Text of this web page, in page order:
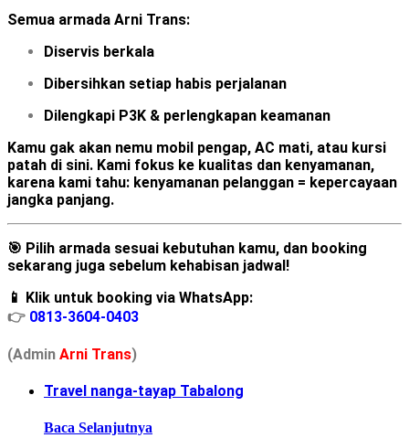
Semua armada Arni Trans:
Diservis berkala
Dibersihkan setiap habis perjalanan
Dilengkapi P3K & perlengkapan keamanan
Kamu gak akan nemu mobil pengap, AC mati, atau kursi
patah di sini. Kami fokus ke kualitas dan kenyamanan,
karena kami tahu: kenyamanan pelanggan = kepercayaan
jangka panjang.
🎯 Pilih armada sesuai kebutuhan kamu, dan booking
sekarang juga sebelum kehabisan jadwal!
📱 Klik untuk booking via WhatsApp:
👉 0813-3604-0403
(Admin Arni Trans)
Travel nanga-tayap Tabalong
Baca Selanjutnya